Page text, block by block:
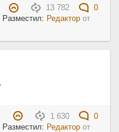
13 782
0
| Разместил: Редактор от
1 630
0
| Разместил: Редактор от